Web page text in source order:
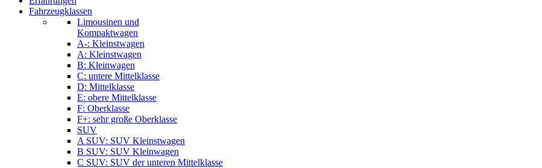
Fahrzeugklassen
Limousinen und
Kompaktwagen
A-: Kleinstwagen
A: Kleinstwagen
B: Kleinwagen
C: untere Mittelklasse
D: Mittelklasse
E: obere Mittelklasse
F: Oberklasse
F+: sehr große Oberklasse
SUV
A SUV: SUV Kleinstwagen
B SUV: SUV Kleinwagen
C SUV: SUV der unteren Mittelklasse